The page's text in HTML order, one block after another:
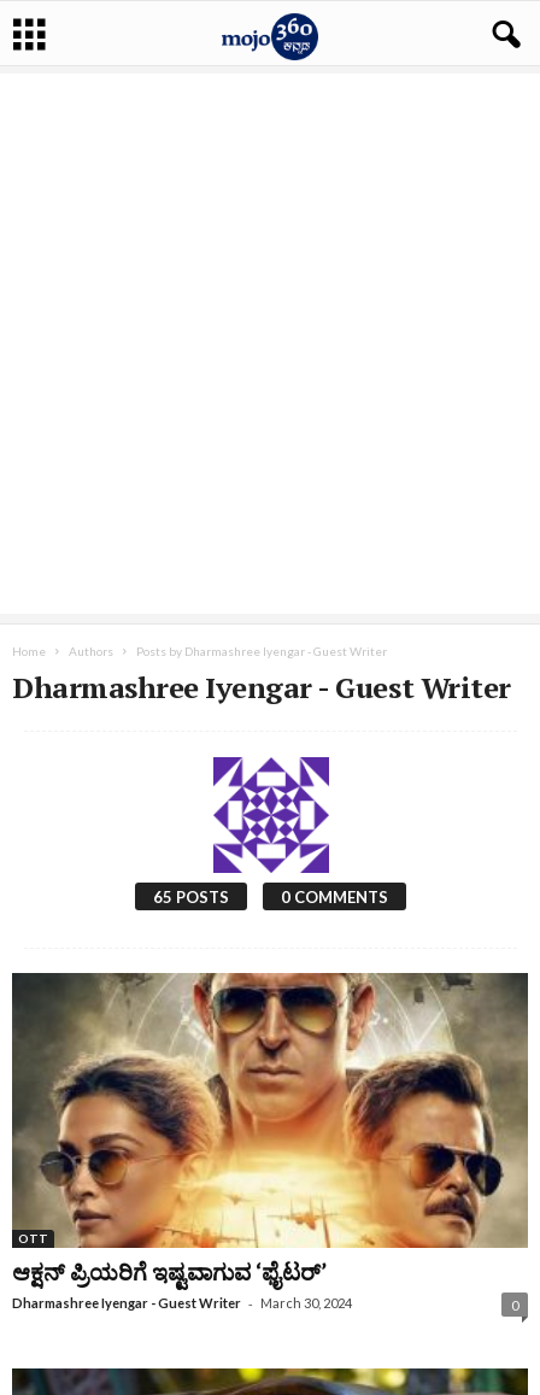
Home Authors Posts by Dharmashree Iyengar - Guest Writer
Dharmashree Iyengar - Guest Writer
65 POSTS 0 COMMENTS
OTT
ಆಕ್ಷನ್‌ ಪ್ರಿಯರಿಗೆ ಇಷ್ಟವಾಗುವ ‘ಫೈಟರ್‌’
Dharmashree Iyengar - Guest Writer - March 30, 2024 0